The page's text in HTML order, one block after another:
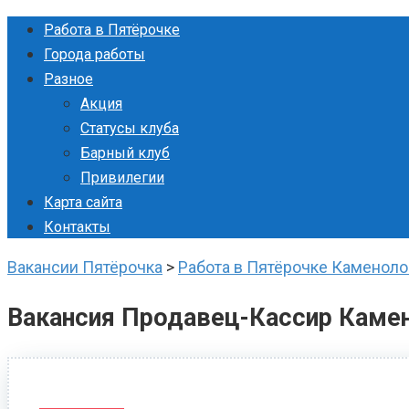
Перейти
контенту
Работа в Пятёрочке
Города работы
Разное
Акция
Статусы клуба
Барный клуб
Привилегии
Карта сайта
Контакты
Вакансии Пятёрочка > Работа в Пятёрочке
Вакансия Продавец-Кассир